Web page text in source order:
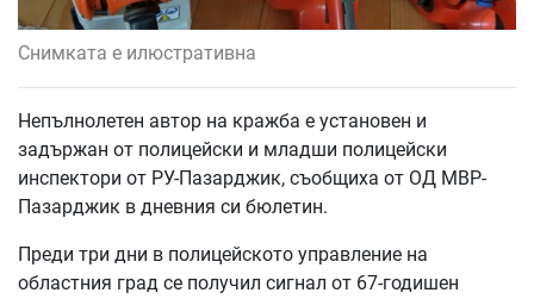
Снимката е илюстративна
Непълнолетен автор на кражба е установен и
задържан от полицейски и младши полицейски
инспектори от РУ-Пазарджик, съобщиха от ОД МВР-
Пазарджик в дневния си бюлетин.
Преди три дни в полицейското управление на
областния град се получил сигнал от 67-годишен